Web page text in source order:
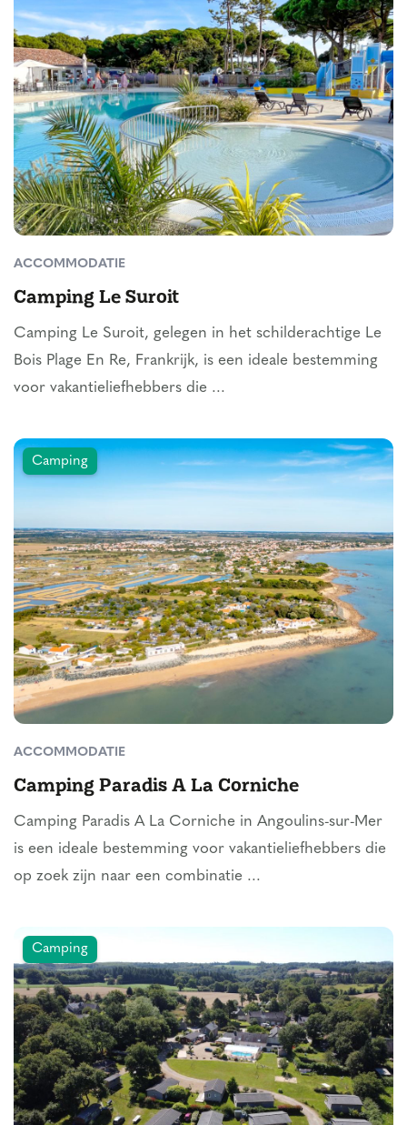
ACCOMMODATIE
Camping Le Suroit
Camping Le Suroit, gelegen in het schilderachtige Le
Bois Plage En Re, Frankrijk, is een ideale bestemming
voor vakantieliefhebbers die ...
Camping
ACCOMMODATIE
Camping Paradis A La Corniche
Camping Paradis A La Corniche in Angoulins-sur-Mer
is een ideale bestemming voor vakantieliefhebbers die
op zoek zijn naar een combinatie ...
Camping